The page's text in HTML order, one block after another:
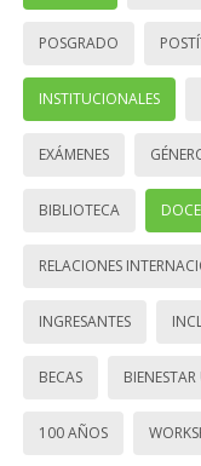
POSGRADO
INSTITUCIONALES
EXÁMENES
BIBLIOTECA
RELACIONES
INGRESANTES
BECAS
100 AÑOS